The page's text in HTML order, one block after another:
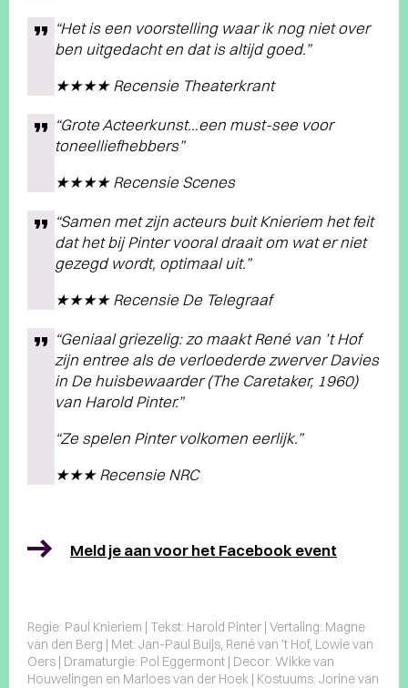
“Het is een voorstelling waar ik nog niet over
ben uitgedacht en dat is altijd goed.”
★★★★ Recensie Theaterkrant
“Grote Acteerkunst…een must-see voor
toneelliefhebbers”
★★★★ Recensie Scenes
“Samen met zijn acteurs buit Knieriem het feit
dat het bij Pinter vooral draait om wat er niet
gezegd wordt, optimaal uit.”
★★★★ Recensie De Telegraaf
“Geniaal griezelig: zo maakt René van ’t Hof
zijn entree als de verloederde zwerver Davies
in De huisbewaarder (The Caretaker, 1960)
van Harold Pinter.”
“Ze spelen Pinter volkomen eerlijk.”
★★★ Recensie NRC
Meld je aan voor het Facebook event
Regie: Paul Knieriem | Tekst: Harold Pinter | Vertaling: Magne
van den Berg | Met: Jan-Paul Buijs, René van ’t Hof, Lowie van
Oers | Dramaturgie: Pol Eggermont | Decor: Wikke van
Houwelingen en Marloes van der Hoek | Kostuums: Jorine van